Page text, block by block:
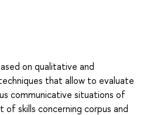
on qualitative and
that allow to evaluate
communicative situations of
skills concerning corpus and